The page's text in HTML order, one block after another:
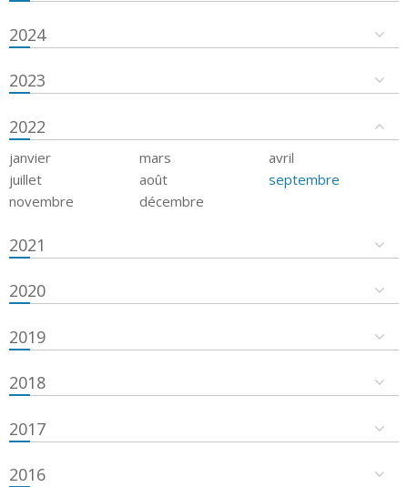
2024
2023
2022
janvier mars
avril
juillet
août
septembre
novembre
décembre
2021
2020
2019
2018
2017
2016